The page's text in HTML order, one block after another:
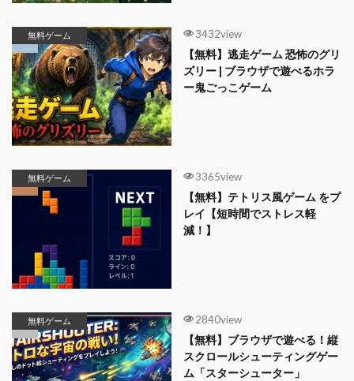
無料ゲーム 3432view
【無料】逃走ゲーム 恐怖のグリ
ズリー | ブラウザで遊べるホラ
ー鬼ごっこゲーム
無料ゲーム 3365view
【無料】テトリス風ゲーム をプ
レイ【短時間でストレス軽
減！】
無料ゲーム 2840view
【無料】ブラウザで遊べる！縦
スクロールシューティングゲー
ム「スターシューター」